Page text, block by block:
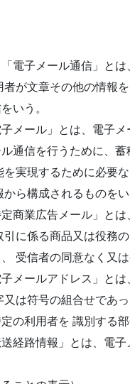
電子メール通信」と
者が文章その他の情報
いう。
メール」とは、電子
通信を行うために、
実現するために必要
ら構成されるものをい
商業広告メール」と
に係る商品又は役務
受信者の同意なく又
メールアドレス」と
は符号の組合せであ
の利用者を 識別する
経路情報」とは、電